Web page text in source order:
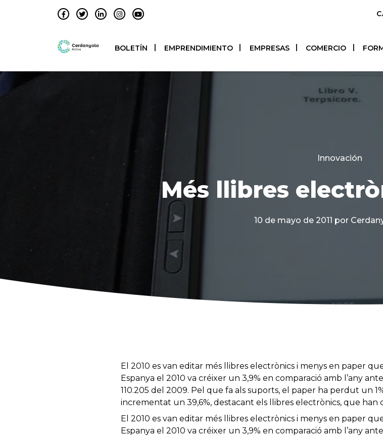
BOLETÍN EMPRENDIMIENTO EMPRESAS COMERCIO
Categories
Innovación
Més llibres
10 de mayo de 2011 por
El 2010 es van editar més llibres electrònics i menys en paper
Espanya el 2010 va créixer un 3,9% en comparació amb l’any
110.205 del 2009. Pel que fa als suports, el paper ha perdut un
incrementat un 39,6%, destacant els llibres electrònics, que han
El 2010 es van editar més llibres electrònics i menys en paper
Espanya el 2010 va créixer un 3,9% en comparació amb l’any